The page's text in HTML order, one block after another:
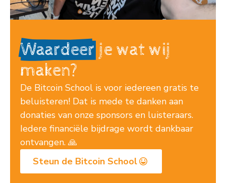
Waardeer je wat wij
maken?
De Bitcoin School is voor iedereen gratis te
beluisteren! Dat is mede te danken aan
donaties van onze sponsors en luisteraars.
Iedere financiële bijdrage wordt dankbaar
ontvangen. 🙏
Steun de Bitcoin School